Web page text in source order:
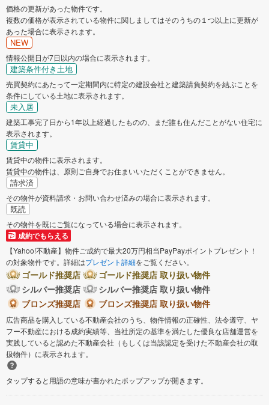
価格の更新があった物件です。
複数の価格が表示されている物件に関しましてはそのうちの１つ以上に更新が
あった場合に表示されます。
NEW
情報公開日が7日以内の場合に表示されます。
建築条件付き土地
売買契約にあたって一定期間内に特定の建設会社と建築請負契約を結ぶことを
条件にしている土地に表示されます。
未入居
建築工事完了日から1年以上経過したものの、まだ誰も住んだことがない住宅に
表示されます。
賃貸中
賃貸中の物件に表示されます。
賃貸中の物件は、原則ご自身でお住まいいただくことができません。
請求済
その物件が資料請求・お問い合わせ済みの場合に表示されます。
既読
その物件を既にご覧になっている場合に表示されます。
成約でもらえる
【Yahoo!不動産】物件ご成約で最大20万円相当PayPayポイントプレゼント！
の対象物件です。詳細はプレゼント詳細をご覧ください。
ゴールド推奨店
ゴールド推奨店 取り扱い物件
シルバー推奨店
シルバー推奨店 取り扱い物件
ブロンズ推奨店
ブロンズ推奨店 取り扱い物件
広告商品を購入している不動産会社のうち、物件情報の正確性、法令遵守、ヤ
フー不動産における成約実績等、当社所定の基準を満たした優良な店舗運営を
実践していると認めた不動産会社（もしくは当該認定を受けた不動産会社の取
扱物件）に表示されます。
タップすると用語の意味が書かれたポップアップが開きます。